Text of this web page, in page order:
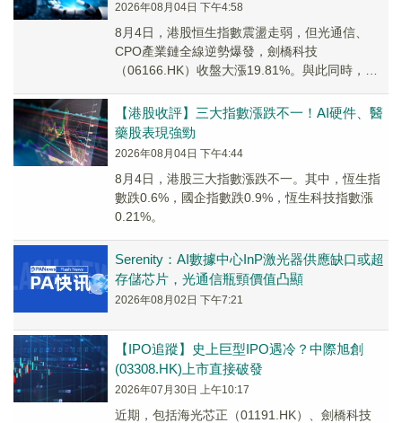
2026年08月04日 下午4:58
8月4日，港股恒生指數震盪走弱，但光通信、
CPO產業鏈全線逆勢爆發，劍橋科技
（06166.HK）收盤大漲19.81%。與此同時，港
【港股收評】三大指數漲跌不一！AI硬件、醫
藥股表現強勁
2026年08月04日 下午4:44
8月4日，港股三大指數漲跌不一。其中，恆生指
數跌0.6%，國企指數跌0.9%，恆生科技指數漲
0.21%。
Serenity：AI數據中心InP激光器供應缺口或超
存儲芯片，光通信瓶頸價值凸顯
2026年08月02日 下午7:21
【IPO追蹤】史上巨型IPO遇冷？中際旭創
(03308.HK)上市直接破發
2026年07月30日 上午10:17
近期，包括海光芯正（01191.HK）、劍橋科技